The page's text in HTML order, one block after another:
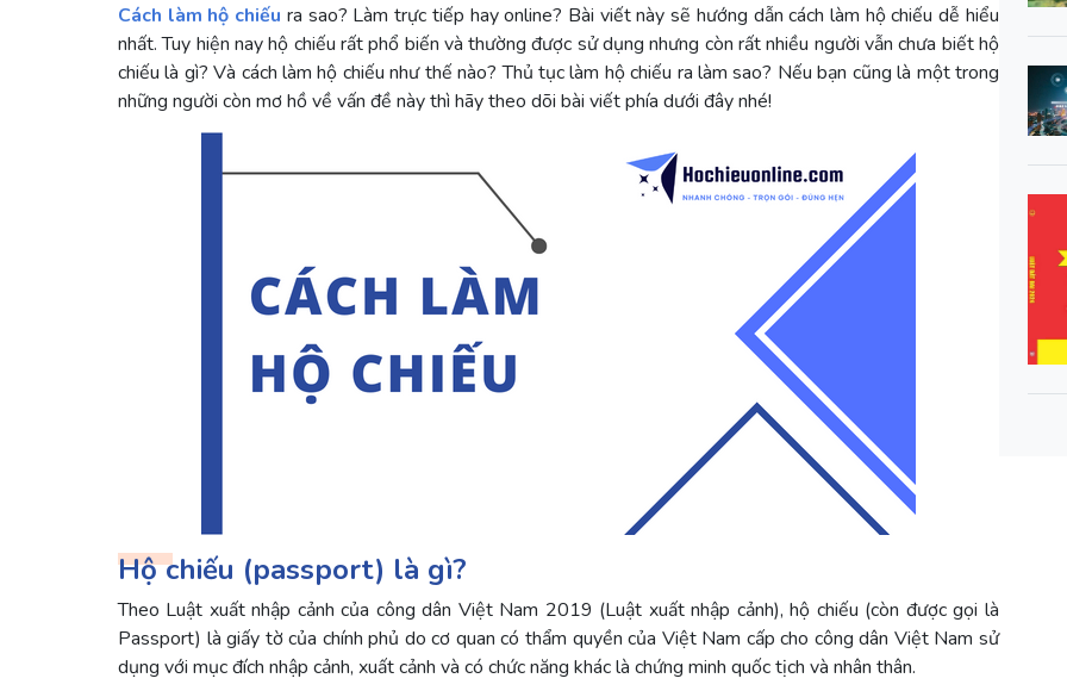
Cách làm hộ chiếu ra sao? Làm trực tiếp hay online? Bài viết này sẽ hướng dẫn cách làm hộ chiếu dễ hiểu
nhất. Tuy hiện nay hộ chiếu rất phổ biến và thường được sử dụng nhưng còn rất nhiều người vẫn chưa biết hộ
chiếu là gì? Và cách làm hộ chiếu như thế nào? Thủ tục làm hộ chiếu ra làm sao? Nếu bạn cũng là một trong
những người còn mơ hồ về vấn đề này thì hãy theo dõi bài viết phía dưới đây nhé!
Hộ chiếu (passport) là gì?
Theo Luật xuất nhập cảnh của công dân Việt Nam 2019 (Luật xuất nhập cảnh), hộ chiếu (còn được gọi là
Passport) là giấy tờ của chính phủ do cơ quan có thẩm quyền của Việt Nam cấp cho công dân Việt Nam sử
dụng với mục đích nhập cảnh, xuất cảnh và có chức năng khác là chứng minh quốc tịch và nhân thân.